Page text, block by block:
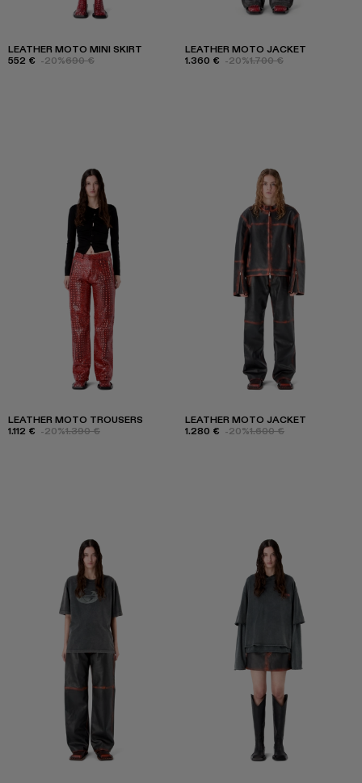
LEATHER MOTO MINI SKIRT
552 € -20%690 €
LEATHER MOTO JACKET
1.360 € -20%1.700 €
LEATHER MOTO TROUSERS
1.112 € -20%1.390 €
LEATHER MOTO JACKET
1.280 € -20%1.600 €